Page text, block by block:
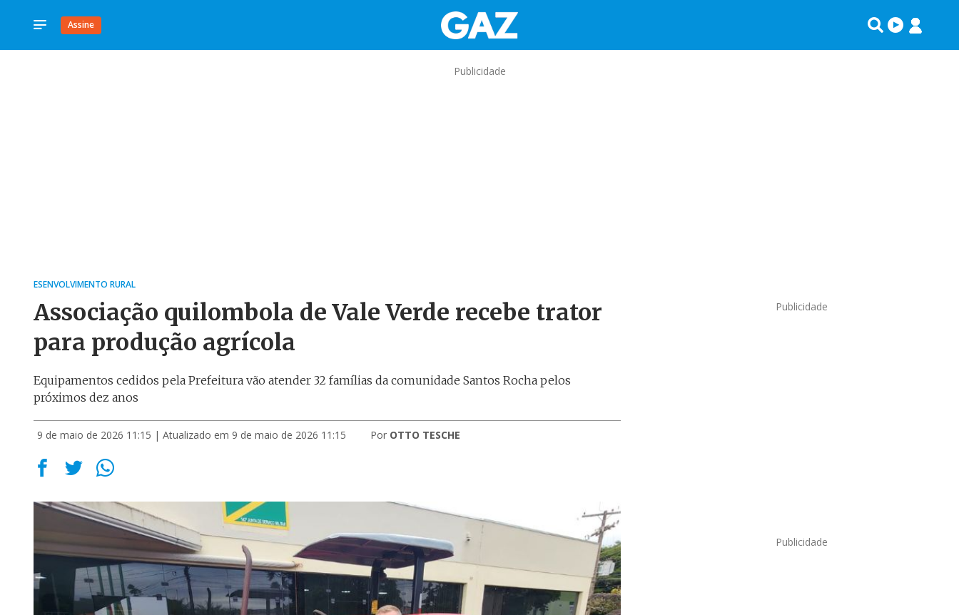
Assine
Publicidade
ESENVOLVIMENTO RURAL
Associação quilombola de Vale Verde recebe trator
para produção agrícola
Equipamentos cedidos pela Prefeitura vão atender 32 famílias da comunidade Santos Rocha pelos
próximos dez anos
9 de maio de 2026 11:15 | Atualizado em 9 de maio de 2026 11:15 Por OTTO TESCHE
Publicidade
Publicidade